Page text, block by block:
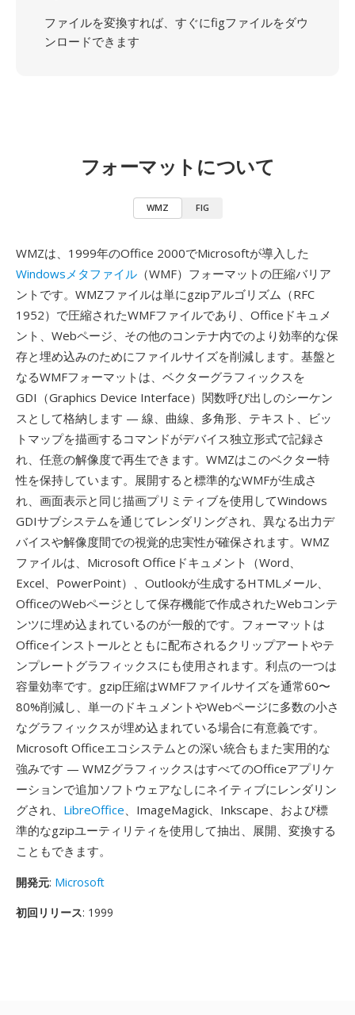
ファイルを変換すれば、すぐにfigファイルをダウ
ンロードできます
フォーマットについて
WMZ FIG
WMZは、1999年のOffice 2000でMicrosoftが導入した
Windowsメタファイル （WMF）フォーマットの圧縮バリア
ントです。WMZファイルは単にgzipアルゴリズム（RFC
1952）で圧縮されたWMFファイルであり、Officeドキュメ
ント、Webページ、その他のコンテナ内でのより効率的な保
存と埋め込みのためにファイルサイズを削減します。基盤と
なるWMFフォーマットは、ベクターグラフィックスを
GDI（Graphics Device Interface）関数呼び出しのシーケン
スとして格納します — 線、曲線、多角形、テキスト、ビッ
トマップを描画するコマンドがデバイス独立形式で記録さ
れ、任意の解像度で再生できます。WMZはこのベクター特
性を保持しています。展開すると標準的なWMFが生成さ
れ、画面表示と同じ描画プリミティブを使用してWindows
GDIサブシステムを通じてレンダリングされ、異なる出力デ
バイスや解像度間での視覚的忠実性が確保されます。WMZ
ファイルは、Microsoft Officeドキュメント（Word、
Excel、PowerPoint）、Outlookが生成するHTMLメール、
OfficeのWebページとして保存機能で作成されたWebコンテ
ンツに埋め込まれているのが一般的です。フォーマットは
Officeインストールとともに配布されるクリップアートやテ
ンプレートグラフィックスにも使用されます。利点の一つは
容量効率です。gzip圧縮はWMFファイルサイズを通常60〜
80%削減し、単一のドキュメントやWebページに多数の小さ
なグラフィックスが埋め込まれている場合に有意義です。
Microsoft Officeエコシステムとの深い統合もまた実用的な
強みです — WMZグラフィックスはすべてのOfficeアプリケ
ーションで追加ソフトウェアなしにネイティブにレンダリン
グされ、 LibreOffice、ImageMagick、Inkscape、および標
準的なgzipユーティリティを使用して抽出、展開、変換する
こともできます。
開発元: Microsoft
初回リリース: 1999